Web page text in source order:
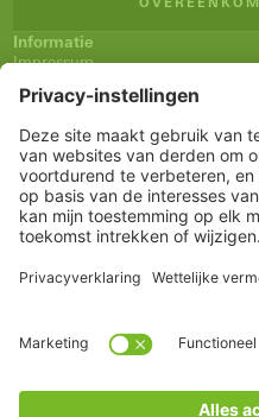
Informatie
Impressum
Privacyverklaring
Herroepingsrecht
Verklaring inzake toegankelijkheid
Nieuwsbrief
Service
Winkelmandje
Rekening